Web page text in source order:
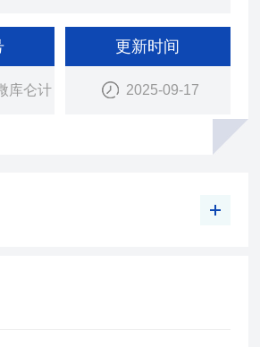
库仑法测定卤素离子的量
库仑计
更新时间
2025-09-17